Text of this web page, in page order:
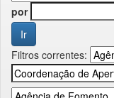
por
Filtros correntes: